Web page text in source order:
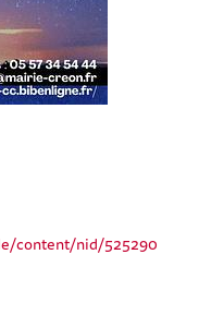
content/nid/525290